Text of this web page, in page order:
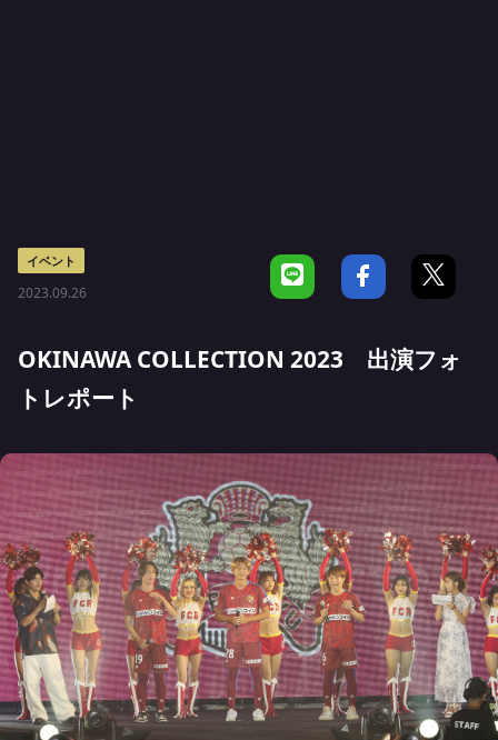
イベント
2023.09.26
OKINAWA COLLECTION 2023 出演フォ
トレポート